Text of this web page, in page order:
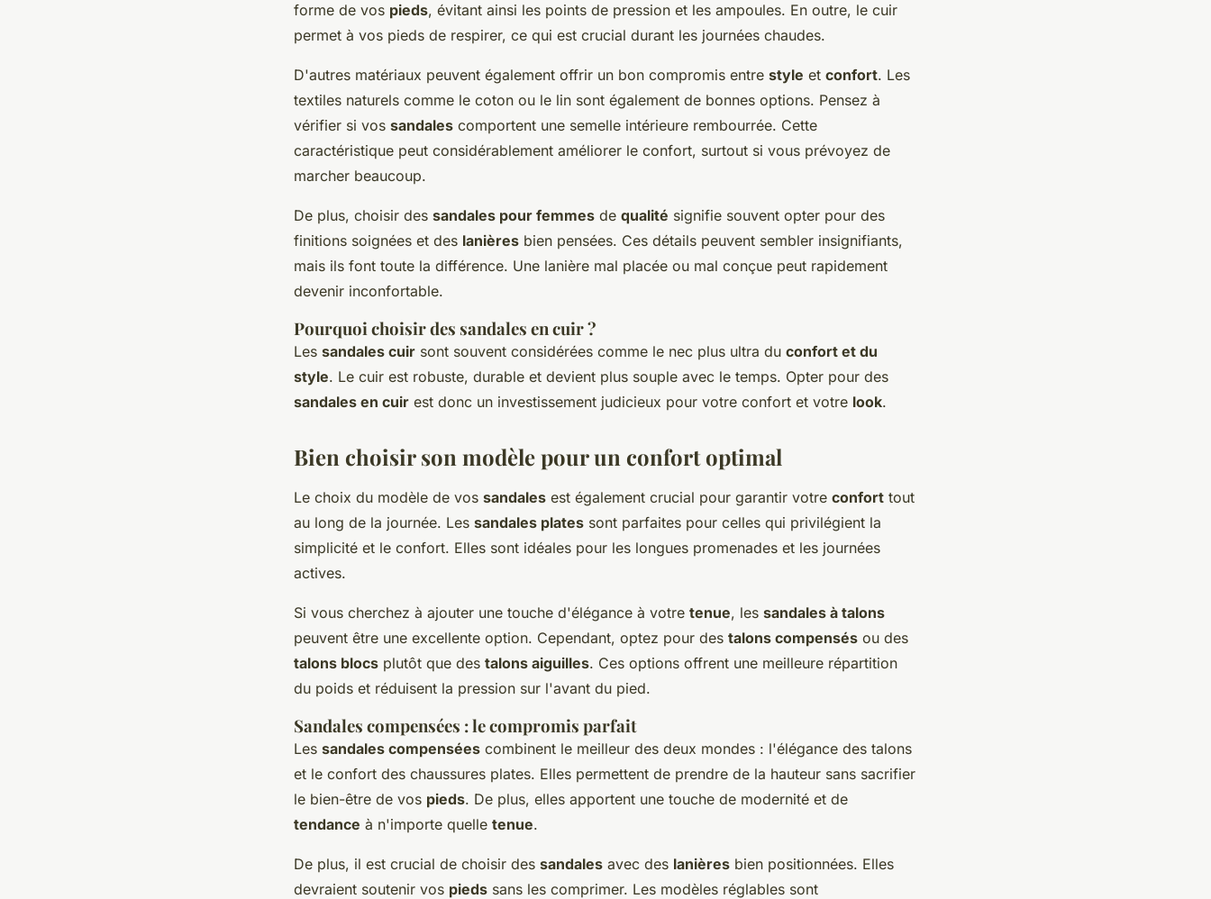
forme de vos pieds, évitant ainsi les points de pression et les ampoules. En outre, le cuir
permet à vos pieds de respirer, ce qui est crucial durant les journées chaudes.
D'autres matériaux peuvent également offrir un bon compromis entre style et confort. Les
textiles naturels comme le coton ou le lin sont également de bonnes options. Pensez à
vérifier si vos sandales comportent une semelle intérieure rembourrée. Cette
caractéristique peut considérablement améliorer le confort, surtout si vous prévoyez de
marcher beaucoup.
De plus, choisir des sandales pour femmes de qualité signifie souvent opter pour des
finitions soignées et des lanières bien pensées. Ces détails peuvent sembler insignifiants,
mais ils font toute la différence. Une lanière mal placée ou mal conçue peut rapidement
devenir inconfortable.
Pourquoi choisir des sandales en cuir?
Les sandales cuir sont souvent considérées comme le nec plus ultra du confort et du
style. Le cuir est robuste, durable et devient plus souple avec le temps. Opter pour des
sandales en cuir est donc un investissement judicieux pour votre confort et votre look.
Bien choisir son modèle pour un confort optimal
Le choix du modèle de vos sandales est également crucial pour garantir votre confort tout
au long de la journée. Les sandales plates sont parfaites pour celles qui privilégient la
simplicité et le confort. Elles sont idéales pour les longues promenades et les journées
actives.
Si vous cherchez à ajouter une touche d'élégance à votre tenue, les sandales à talons
peuvent être une excellente option. Cependant, optez pour des talons compensés ou des
talons blocs plutôt que des talons aiguilles. Ces options offrent une meilleure répartition
du poids et réduisent la pression sur l'avant du pied.
Sandales compensées : le compromis parfait
Les sandales compensées combinent le meilleur des deux mondes : l'élégance des talons
et le confort des chaussures plates. Elles permettent de prendre de la hauteur sans sacrifier
le bien-être de vos pieds. De plus, elles apportent une touche de modernité et de
tendance à n'importe quelle tenue.
De plus, il est crucial de choisir des sandales avec des lanières bien positionnées. Elles
devraient soutenir vos pieds sans les comprimer. Les modèles réglables sont